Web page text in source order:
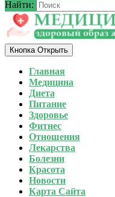
Найти:
Кнопка Открыть
Главная
Медицина
Диета
Питание
Здоровье
Фитнес
Отношения
Лекарства
Болезни
Красота
Новости
Карта Сайта